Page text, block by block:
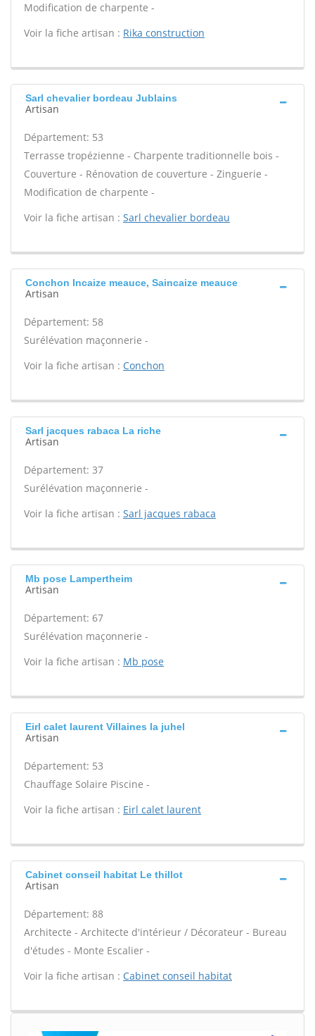
Modification de charpente -
Voir la fiche artisan : Rika construction
Sarl chevalier bordeau Jublains
Artisan
Département: 53
Terrasse tropézienne - Charpente traditionnelle bois -
Couverture - Rénovation de couverture - Zinguerie -
Modification de charpente -
Voir la fiche artisan : Sarl chevalier bordeau
Conchon Incaize meauce, Saincaize meauce
Artisan
Département: 58
Surélévation maçonnerie -
Voir la fiche artisan : Conchon
Sarl jacques rabaca La riche
Artisan
Département: 37
Surélévation maçonnerie -
Voir la fiche artisan : Sarl jacques rabaca
Mb pose Lampertheim
Artisan
Département: 67
Surélévation maçonnerie -
Voir la fiche artisan : Mb pose
Eirl calet laurent Villaines la juhel
Artisan
Département: 53
Chauffage Solaire Piscine -
Voir la fiche artisan : Eirl calet laurent
Cabinet conseil habitat Le thillot
Artisan
Département: 88
Architecte - Architecte d'intérieur / Décorateur - Bureau
d'études - Monte Escalier -
Voir la fiche artisan : Cabinet conseil habitat